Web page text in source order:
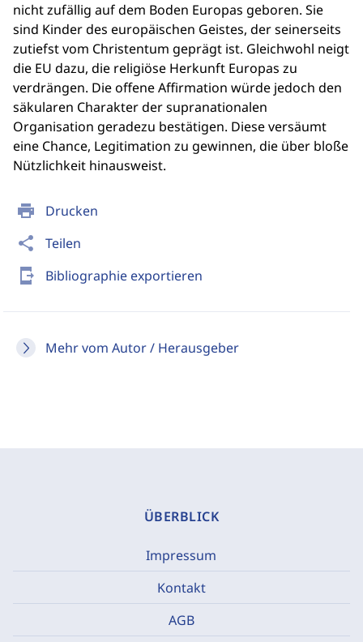
print Drucken
share Teilen
send_to_mobile Bibliographie exportieren
Mehr vom Autor / Herausgeber
nicht zufällig auf dem Boden Europas geboren. Sie
sind Kinder des europäischen Geistes, der seinerseits
zutiefst vom Christentum geprägt ist. Gleichwohl neigt
die EU dazu, die religiöse Herkunft Europas zu
verdrängen. Die offene Affirmation würde jedoch den
säkularen Charakter der supranationalen
Organisation geradezu bestätigen. Diese versäumt
eine Chance, Legitimation zu gewinnen, die über bloße
Nützlichkeit hinausweist.
ÜBERBLICK
Impressum
Kontakt
AGB